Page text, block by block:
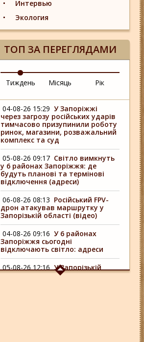
Интервью
Экология
ТОП ЗА ПЕРЕГЛЯДАМИ
Тиждень Місяць Рік
04-08-26 15:29 У Запоріжжі
через загрозу російських ударів
тимчасово призупинили роботу
ринок, магазини, розважальний
комплекс та суд
05-08-26 09:17 Світло вимкнуть
у 6 районах Запоріжжя: де
будуть планові та термінові
відключення (адреси)
06-08-26 08:13 Російський FPV-
дрон атакував маршрутку у
Запорізькій області (відео)
04-08-26 09:16 У 6 районах
Запоріжжя сьогодні
відключають світло: адреси
05-08-26 12:16 У Запорізькій
області ресторан оштрафували